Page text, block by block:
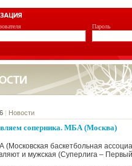
Пароль
| Новости
соперника. МБА (Москва)
(Московская баскетбольная
и мужская (Суперлига –